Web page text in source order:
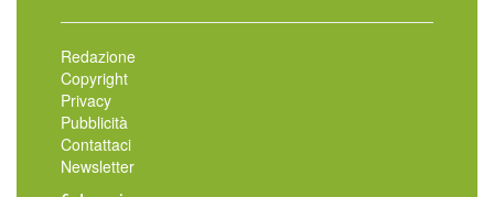
Redazione
Copyright
Privacy
Pubblicità
Contattaci
Newsletter